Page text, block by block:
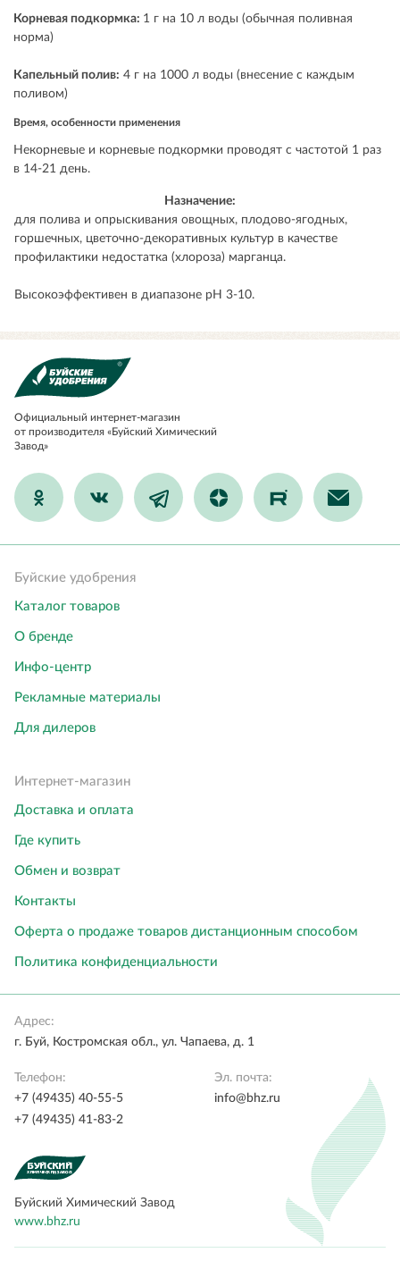
Корневая подкормка: 1 г на 10 л воды (обычная поливная
норма)
Капельный полив: 4 г на 1000 л воды (внесение с каждым
поливом)
Время, особенности применения
Некорневые и корневые подкормки проводят с частотой 1 раз
в 14-21 день.
Назначение:
для полива и опрыскивания овощных, плодово-ягодных,
горшечных, цветочно-декоративных культур в качестве
профилактики недостатка (хлороза) марганца.
Высокоэффективен в диапазоне pH 3-10.
Официальный интернет-магазин
от производителя «Буйский Химический
Завод»
Буйские удобрения
Каталог товаров
О бренде
Инфо-центр
Рекламные материалы
Для дилеров
Интернет-магазин
Доставка и оплата
Где купить
Обмен и возврат
Контакты
Оферта о продаже товаров дистанционным способом
Политика конфиденциальности
Адрес:
г. Буй, Костромская обл., ул. Чапаева, д. 1
Телефон:
+7 (49435) 40-55-5
+7 (49435) 41-83-2
Эл. почта:
info@bhz.ru
Буйский Химический Завод
www.bhz.ru